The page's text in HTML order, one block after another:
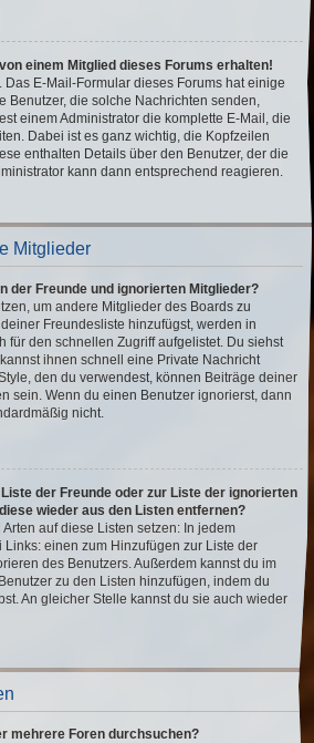
einem Mitglied dieses Forums erhalten!
Das E-Mail-Formular dieses Forums hat einige
Benutzer, die solche Nachrichten senden,
einem Administrator die komplette E-Mail, die
Dabei ist es ganz wichtig, die Kopfzeilen
enthalten Details über den Benutzer, der die
kann dann entsprechend reagieren.
Mitglieder
der Freunde und ignorierten Mitglieder?
um andere Mitglieder des Boards zu
Freundesliste hinzufügst, werden in
für den schnellen Zugriff aufgelistet. Du siehst
ihnen schnell eine Private Nachricht
den du verwendest, können Beiträge deiner
sein. Wenn du einen Benutzer ignorierst, dann
nicht.
der Freunde oder zur Liste der ignorierten
wieder aus den Listen entfernen?
auf diese Listen setzen: In jedem
Links: einen zum Hinzufügen zur Liste der
des Benutzers. Außerdem kannst du im
zu den Listen hinzufügen, indem du
An gleicher Stelle kannst du sie auch wieder
mehrere Foren durchsuchen?